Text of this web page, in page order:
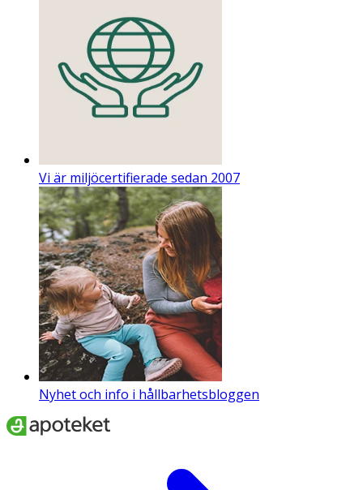
Vi är miljöcertifierade sedan 2007
Nyhet och info i hållbarhetsbloggen